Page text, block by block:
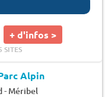
+ d'infos >
SITES
Alpin
- Méribel